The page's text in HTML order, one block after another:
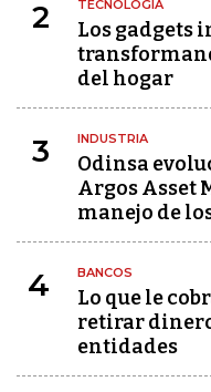
2 TECNOLOGÍA
Los gadgets
del hogar
3 INDUSTRIA
Odinsa
Argos Asset
manejo de
4 BANCOS
Lo que le
retirar
entidades